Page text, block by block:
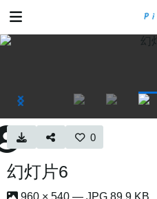
0
幻灯片6
960 × 540 — JPG 89.9 KB